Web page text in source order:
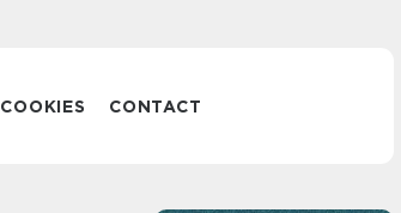
COOKIES CONTACT